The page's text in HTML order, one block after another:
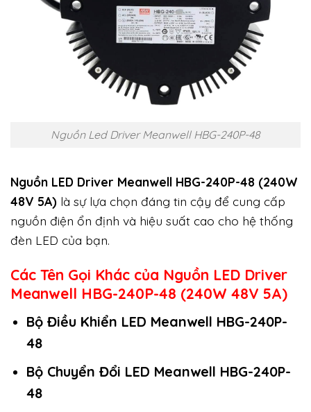
Nguồn Led Driver Meanwell HBG-240P-48
Nguồn LED Driver Meanwell HBG-240P-48 (240W
48V 5A) là sự lựa chọn đáng tin cậy để cung cấp
nguồn điện ổn định và hiệu suất cao cho hệ thống
đèn LED của bạn.
Các Tên Gọi Khác của Nguồn LED Driver
Meanwell HBG-240P-48 (240W 48V 5A)
Bộ Điều Khiển LED Meanwell HBG-240P-
48
Bộ Chuyển Đổi LED Meanwell HBG-240P-
48